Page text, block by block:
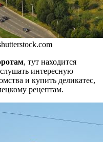
, тут находится
интересную
и купить деликатес,
рецептам.